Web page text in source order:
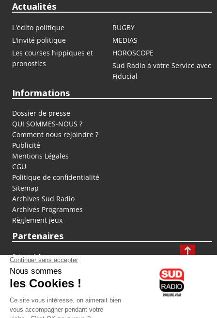
Actualités
L'édito politique
RUGBY
L'invité politique
MEDIAS
Les courses hippiques et
pronostics
HOROSCOPE
Sud Radio à votre Service avec
Fiducial
Informations
Dossier de presse
QUI SOMMES-NOUS ?
Comment nous rejoindre ?
Publicité
Mentions Légales
CGU
Politique de confidentialité
Sitemap
Archives Sud Radio
Archives Programmes
Règlement jeux
Partenaires
fiducial.fr
lyoncapitale.fr
olympique-et-lyonnais.com
L'application Iphone / Android